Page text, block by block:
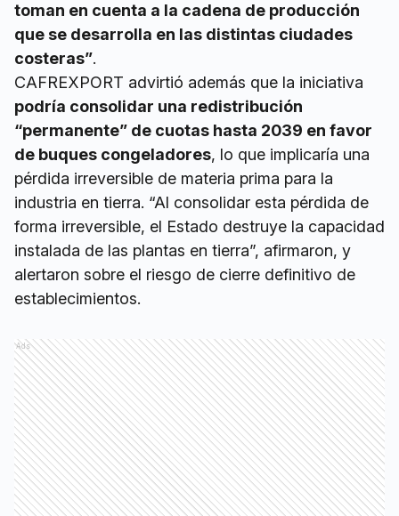
toman en cuenta a la cadena de producción
que se desarrolla en las distintas ciudades
costeras”.
CAFREXPORT advirtió además que la iniciativa
podría consolidar una redistribución
“permanente” de cuotas hasta 2039 en favor
de buques congeladores, lo que implicaría una
pérdida irreversible de materia prima para la
industria en tierra. “Al consolidar esta pérdida de
forma irreversible, el Estado destruye la capacidad
instalada de las plantas en tierra”, afirmaron, y
alertaron sobre el riesgo de cierre definitivo de
establecimientos.
Ads